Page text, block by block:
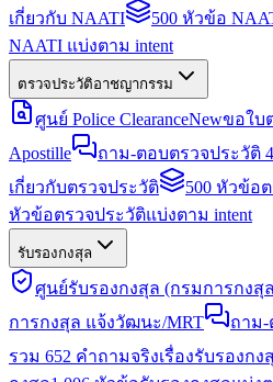
เกี่ยวกับ NAATI
500 หัวข้อ
NAATI แบ่งตาม intent
ตรวจประวัติอาชญากรรม
ศูนย์ Police ClearanceNewขอใบ
Apostille
ถาม-ตอบตรวจประวัติ
เกี่ยวกับตรวจประวัติ
500 หัวข้อ
หัวข้อตรวจประวัติแบ่งตาม intent
รับรองกงสุล
ศูนย์รับรองกงสุล (กรมการกงสุ
การกงสุล แจ้งวัฒนะ/MRT
ถาม-
รวม 652 คำถามจริงเรื่องรับรองกง